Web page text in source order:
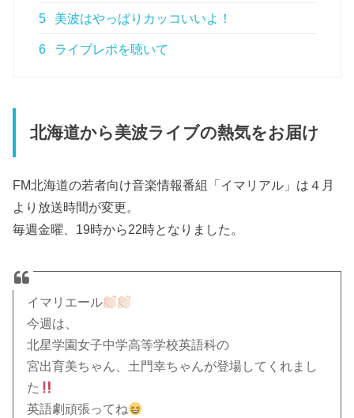
5 美波はやっぱりカッコいいよ！
6 ライブレポを聴いて
北海道から美波ライブの熱気をお届け
FM北海道の若者向け音楽情報番組「イマリアル」は４月
より放送時間が変更。
毎週金曜、19時から22時となりました。
イマリエール
今週は、
北星学園女子中学高等学校英語科の
宮出育美ちゃん、土門幸ちゃんが登場してくれまし
た
英語劇頑張ってね